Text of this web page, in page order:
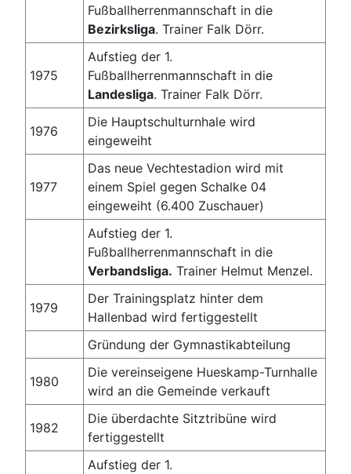
Fußballherrenmannschaft in die
Bezirksliga. Trainer Falk Dörr.
1975
Aufstieg der 1.
Fußballherrenmannschaft in die
Landesliga. Trainer Falk Dörr.
1976
Die Hauptschulturnhale wird
eingeweiht
1977
Das neue Vechtestadion wird mit
einem Spiel gegen Schalke 04
eingeweiht (6.400 Zuschauer)
Aufstieg der 1.
Fußballherrenmannschaft in die
Verbandsliga. Trainer Helmut Menzel.
1979
Der Trainingsplatz hinter dem
Hallenbad wird fertiggestellt
Gründung der Gymnastikabteilung
1980
Die vereinseigene Hueskamp-Turnhalle
wird an die Gemeinde verkauft
1982
Die überdachte Sitztribüne wird
fertiggestellt
Aufstieg der 1.